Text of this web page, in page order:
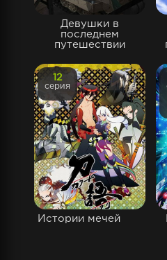
Девушки в
последнем
путешествии
Истории мечей
12
серия